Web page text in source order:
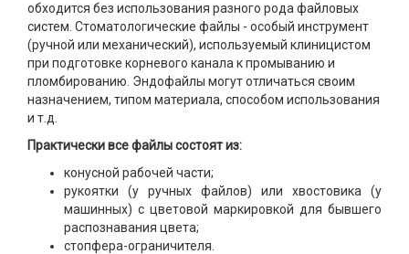
обходится без использования разного рода файловых
систем. Стоматологические файлы - особый инструмент
(ручной или механический), используемый клиницистом
при подготовке корневого канала к промыванию и
пломбированию. Эндофайлы могут отличаться своим
назначением, типом материала, способом использования
и т.д.
Практически все файлы состоят из:
конусной рабочей части;
рукоятки (у ручных файлов) или хвостовика (у
машинных) с цветовой маркировкой для бывшего
распознавания цвета;
стопфера-ограничителя.